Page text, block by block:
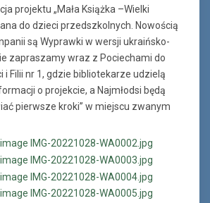
projektu „Mała Książka –Wielki
do dzieci przedszkolnych. Nowością
są Wyprawki w wersji ukraińsko-
zapraszamy wraz z Pociechami do
i Filii nr 1, gdzie bibliotekarze udzielą
o projekcie, a Najmłodsi będą
pierwsze kroki” w miejscu zwanym